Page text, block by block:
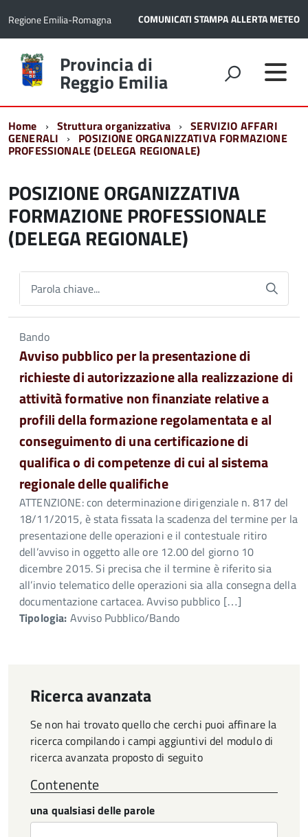
Regione Emilia-Romagna COMUNICATI STAMPAALLERTA METEO
Torna
alla
home
Provincia di
Reggio Emilia
Home Struttura organizzativa SERVIZIO AFFARI
GENERALI POSIZIONE ORGANIZZATIVA FORMAZIONE
PROFESSIONALE (DELEGA REGIONALE)
POSIZIONE ORGANIZZATIVA
FORMAZIONE PROFESSIONALE
(DELEGA REGIONALE)
Parola chiave...
Bando
Avviso pubblico per la presentazione di
richieste di autorizzazione alla realizzazione di
attività formative non finanziate relative a
profili della formazione regolamentata e al
conseguimento di una certificazione di
qualifica o di competenze di cui al sistema
regionale delle qualifiche
ATTENZIONE: con determinazione dirigenziale n. 817 del
18/11/2015, è stata fissata la scadenza del termine per la
presentazione delle operazioni e il contestuale ritiro
dell’avviso in oggetto alle ore 12.00 del giorno 10
dicembre 2015. Si precisa che il termine è riferito sia
all’invio telematico delle operazioni sia alla consegna della
documentazione cartacea. Avviso pubblico […]
Tipologia: Avviso Pubblico/Bando
Ricerca avanzata
Se non hai trovato quello che cerchi puoi affinare la
ricerca compilando i campi aggiuntivi del modulo di
ricerca avanzata proposto di seguito
Contenente
una qualsiasi delle parole